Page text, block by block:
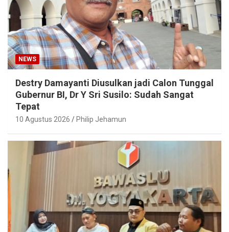
NEWS
Destry Damayanti Diusulkan jadi Calon Tunggal
Gubernur BI, Dr Y Sri Susilo: Sudah Sangat
Tepat
10 Agustus 2026 Philip Jehamun